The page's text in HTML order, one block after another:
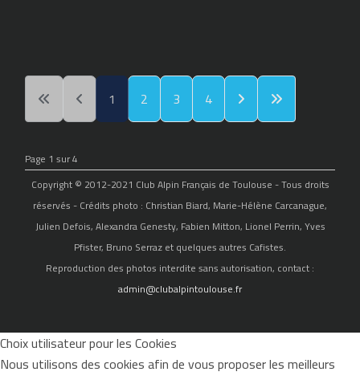
1 2 3 4
Page 1 sur 4
Copyright © 2012-2021 Club Alpin Français de Toulouse - Tous droits
réservés - Crédits photo : Christian Biard, Marie-Hélène Carcanague,
Julien Defois, Alexandra Genesty, Fabien Mitton, Lionel Perrin, Yves
Pfister, Bruno Serraz et quelques autres Cafistes.
Reproduction des photos interdite sans autorisation, contact :
admin@clubalpintoulouse.fr
Choix utilisateur pour les Cookies
Nous utilisons des cookies afin de vous proposer les meilleurs